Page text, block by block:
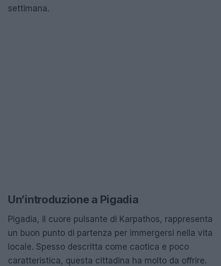
settimana.
Un’introduzione a Pigadia
Pigadia, il cuore pulsante di Karpathos, rappresenta
un buon punto di partenza per immergersi nella vita
locale. Spesso descritta come caotica e poco
caratteristica, questa cittadina ha molto da offrire.